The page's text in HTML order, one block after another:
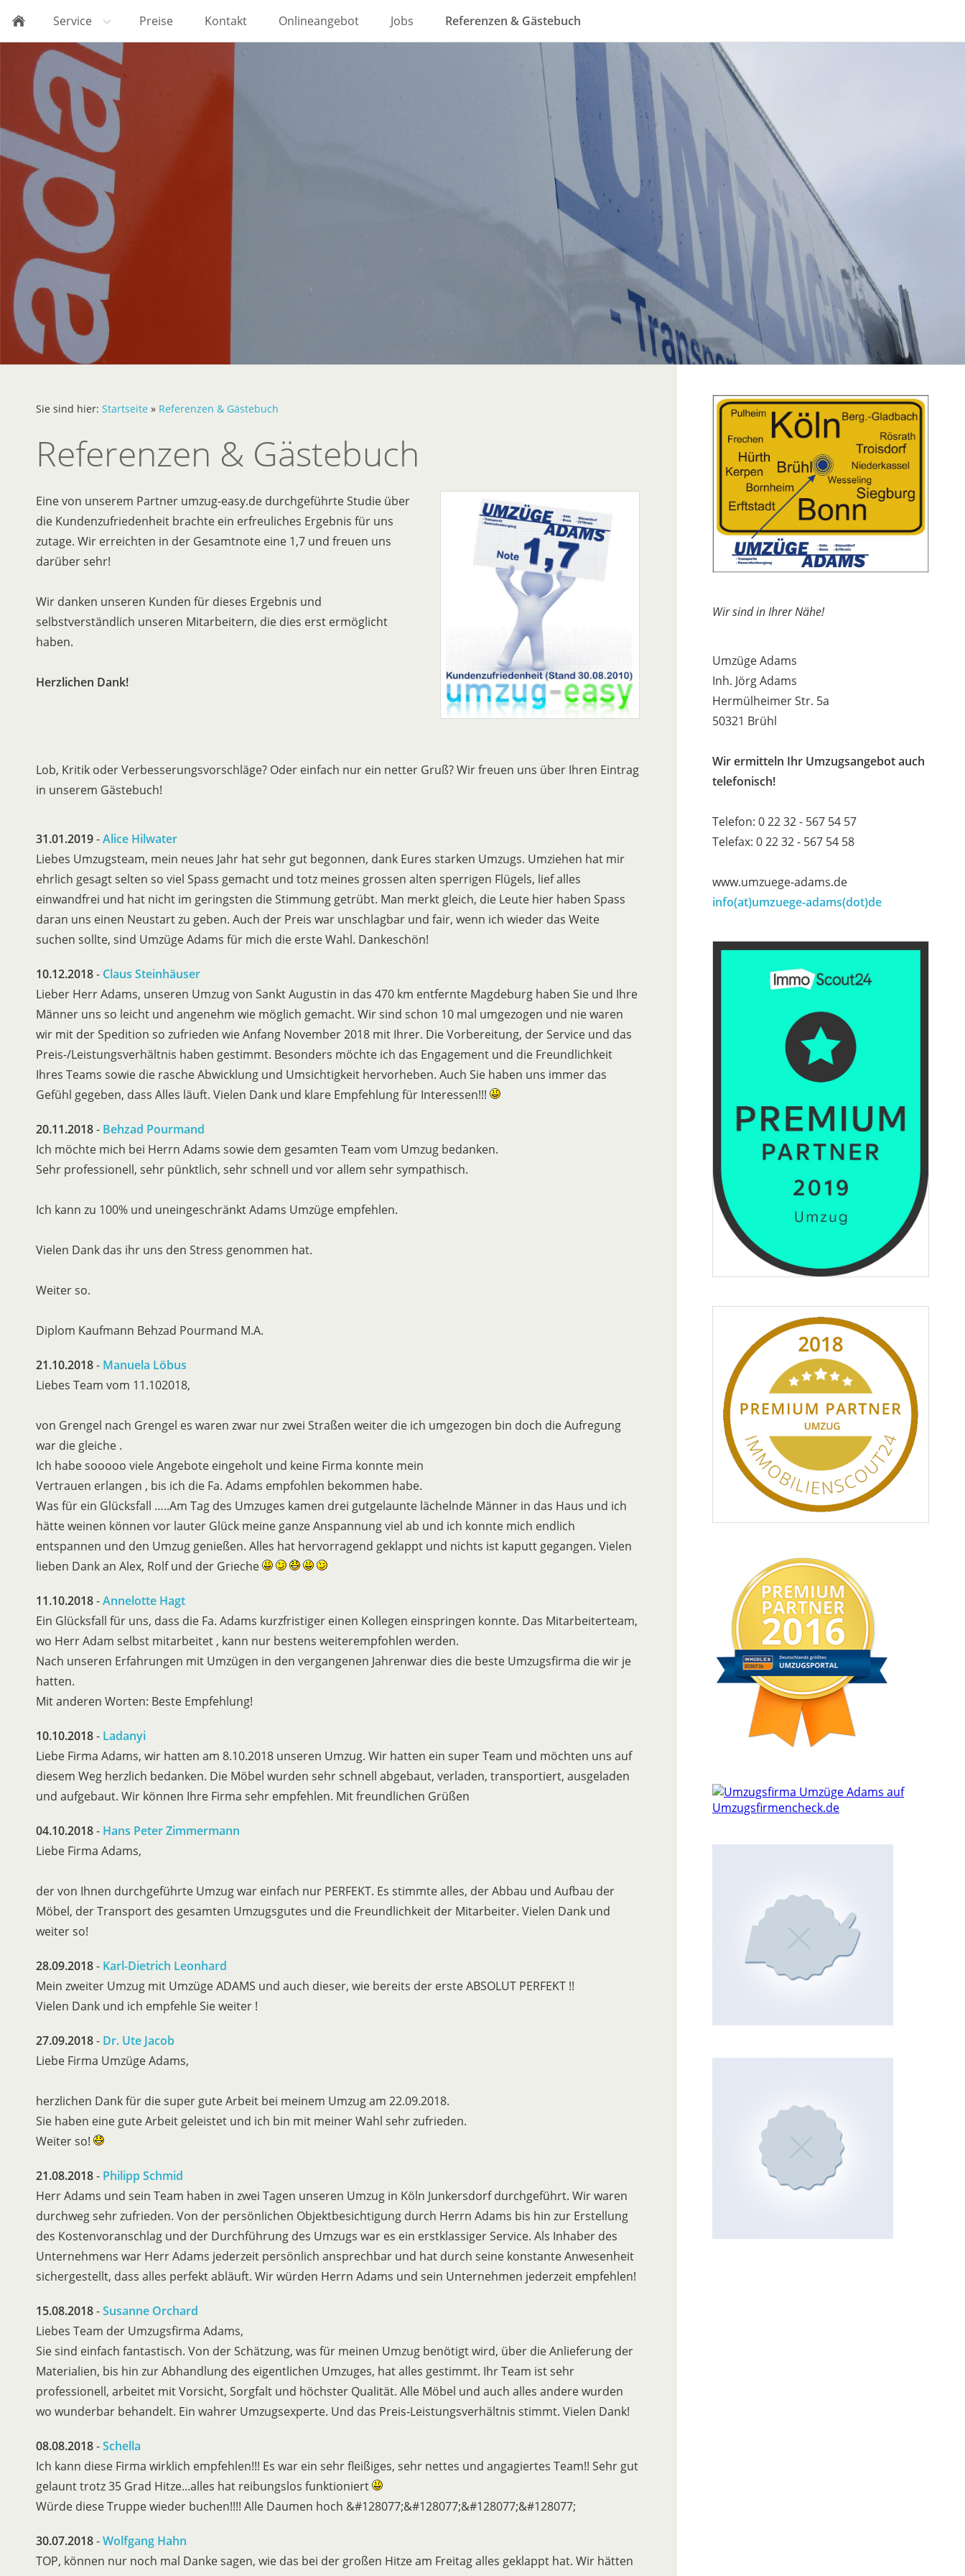
Service Preise Kontakt Onlineangebot Jobs Referenzen & Gästebuch
Sie sind hier: Startseite » Referenzen & Gästebuch
Referenzen & Gästebuch
Eine von unserem Partner umzug-easy.de durchgeführte Studie über
die Kundenzufriedenheit brachte ein erfreuliches Ergebnis für uns
zutage. Wir erreichten in der Gesamtnote eine 1,7 und freuen uns
darüber sehr!
Wir danken unseren Kunden für dieses Ergebnis und
selbstverständlich unseren Mitarbeitern, die dies erst ermöglicht
haben.
Herzlichen Dank!
Lob, Kritik oder Verbesserungsvorschläge? Oder einfach nur ein netter Gruß? Wir freuen uns über Ihren Eintrag
in unserem Gästebuch!
31.01.2019-Alice Hilwater
Liebes Umzugsteam, mein neues Jahr hat sehr gut begonnen, dank Eures starken Umzugs. Umziehen hat mir
ehrlich gesagt selten so viel Spass gemacht und totz meines grossen alten sperrigen Flügels, lief alles
einwandfrei und hat nicht im geringsten die Stimmung getrübt. Man merkt gleich, die Leute hier haben Spass
daran uns einen Neustart zu geben. Auch der Preis war unschlagbar und fair, wenn ich wieder das Weite
suchen sollte, sind Umzüge Adams für mich die erste Wahl. Dankeschön!
10.12.2018- Claus Steinhäuser
Lieber Herr Adams, unseren Umzug von Sankt Augustin in das 470 km entfernte Magdeburg haben Sie und Ihre
Männer uns so leicht und angenehm wie möglich gemacht. Wir sind schon 10 mal umgezogen und nie waren
wir mit der Spedition so zufrieden wie Anfang November 2018 mit Ihrer. Die Vorbereitung, der Service und das
Preis-/Leistungsverhältnis haben gestimmt. Besonders möchte ich das Engagement und die Freundlichkeit
Ihres Teams sowie die rasche Abwicklung und Umsichtigkeit hervorheben. Auch Sie haben uns immer das
Gefühl gegeben, dass Alles läuft. Vielen Dank und klare Empfehlung für Interessen!!!
20.11.2018- Behzad Pourmand
Ich möchte mich bei Herrn Adams sowie dem gesamten Team vom Umzug bedanken.
Sehr professionell, sehr pünktlich, sehr schnell und vor allem sehr sympathisch.
Ich kann zu 100% und uneingeschränkt Adams Umzüge empfehlen.
Vielen Dank das ihr uns den Stress genommen hat.
Weiter so.
Diplom Kaufmann Behzad Pourmand M.A.
21.10.2018- Manuela Löbus
Liebes Team vom 11.102018,
von Grengel nach Grengel es waren zwar nur zwei Straßen weiter die ich umgezogen bin doch die Aufregung
war die gleiche .
Ich habe sooooo viele Angebote eingeholt und keine Firma konnte mein
Vertrauen erlangen , bis ich die Fa. Adams empfohlen bekommen habe.
Was für ein Glücksfall …..Am Tag des Umzuges kamen drei gutgelaunte lächelnde Männer in das Haus und ich
hätte weinen können vor lauter Glück meine ganze Anspannung viel ab und ich konnte mich endlich
entspannen und den Umzug genießen. Alles hat hervorragend geklappt und nichts ist kaputt gegangen. Vielen
lieben Dank an Alex, Rolf und der Grieche
11.10.2018-Annelotte Hagt
Ein Glücksfall für uns, dass die Fa. Adams kurzfristiger einen Kollegen einspringen konnte. Das Mitarbeiterteam,
wo Herr Adam selbst mitarbeitet , kann nur bestens weiterempfohlen werden.
Nach unseren Erfahrungen mit Umzügen in den vergangenen Jahrenwar dies die beste Umzugsfirma die wir je
hatten.
Mit anderen Worten: Beste Empfehlung!
10.10.2018- Ladanyi
Liebe Firma Adams, wir hatten am 8.10.2018 unseren Umzug. Wir hatten ein super Team und möchten uns auf
diesem Weg herzlich bedanken. Die Möbel wurden sehr schnell abgebaut, verladen, transportiert, ausgeladen
und aufgebaut. Wir können Ihre Firma sehr empfehlen. Mit freundlichen Grüßen
04.10.2018- Hans Peter Zimmermann
Liebe Firma Adams,
der von Ihnen durchgeführte Umzug war einfach nur PERFEKT. Es stimmte alles, der Abbau und Aufbau der
Möbel, der Transport des gesamten Umzugsgutes und die Freundlichkeit der Mitarbeiter. Vielen Dank und
weiter so!
28.09.2018- Karl-Dietrich Leonhard
Mein zweiter Umzug mit Umzüge ADAMS und auch dieser, wie bereits der erste ABSOLUT PERFEKT !!
Vielen Dank und ich empfehle Sie weiter !
27.09.2018- Dr. Ute Jacob
Liebe Firma Umzüge Adams,
herzlichen Dank für die super gute Arbeit bei meinem Umzug am 22.09.2018.
Sie haben eine gute Arbeit geleistet und ich bin mit meiner Wahl sehr zufrieden.
Weiter so!
21.08.2018- Philipp Schmid
Herr Adams und sein Team haben in zwei Tagen unseren Umzug in Köln Junkersdorf durchgeführt. Wir waren
durchweg sehr zufrieden. Von der persönlichen Objektbesichtigung durch Herrn Adams bis hin zur Erstellung
des Kostenvoranschlag und der Durchführung des Umzugs war es ein erstklassiger Service. Als Inhaber des
Unternehmens war Herr Adams jederzeit persönlich ansprechbar und hat durch seine konstante Anwesenheit
sichergestellt, dass alles perfekt abläuft. Wir würden Herrn Adams und sein Unternehmen jederzeit empfehlen!
15.08.2018-Susanne Orchard
Liebes Team der Umzugsfirma Adams,
Sie sind einfach fantastisch. Von der Schätzung, was für meinen Umzug benötigt wird, über die Anlieferung der
Materialien, bis hin zur Abhandlung des eigentlichen Umzuges, hat alles gestimmt. Ihr Team ist sehr
professionell, arbeitet mit Vorsicht, Sorgfalt und höchster Qualität. Alle Möbel und auch alles andere wurden
wo wunderbar behandelt. Ein wahrer Umzugsexperte. Und das Preis-Leistungsverhältnis stimmt. Vielen Dank!
08.08.2018-Schella
Ich kann diese Firma wirklich empfehlen!!! Es war ein sehr fleißiges, sehr nettes und angagiertes Team!! Sehr gut
gelaunt trotz 35 Grad Hitze...alles hat reibungslos funktioniert
Würde diese Truppe wieder buchen!!!! Alle Daumen hoch &#128077;&#128077;&#128077;&#128077;
30.07.2018-Wolfgang Hahn
TOP, können nur noch mal Danke sagen, wie das bei der großen Hitze am Freitag alles geklappt hat. Wir hätten
Wir sind in Ihrer Nähe!
Umzüge Adams
Inh. Jörg Adams
Hermülheimer Str. 5a
50321 Brühl
Wir ermitteln Ihr Umzugsangebot auch
telefonisch!
Telefon: 0 22 32 - 567 54 57
Telefax: 0 22 32 - 567 54 58
www.umzuege-adams.de
info(at)umzuege-adams(dot)de